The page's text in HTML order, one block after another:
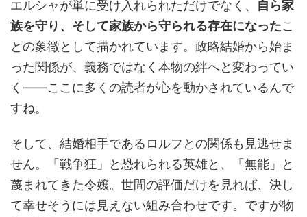
エルシャが単に受け入れられただけでなく、 自ら家
族を守り、そして家族から守られる存在になったこ
との象徴として描かれています。政略結婚から始ま
った関係が、義務ではなく本物の絆へと変わってい
く――ここに多くの読者が心を動かされているんで
すね。
そして、結婚相手であるロルフとの関係も見逃せま
せん。「戦争狂」と恐れられる英雄と、「無能」と
蔑まれてきた令嬢。世間の評価だけを見れば、決し
て幸せそうには見えない組み合わせです。ですが物